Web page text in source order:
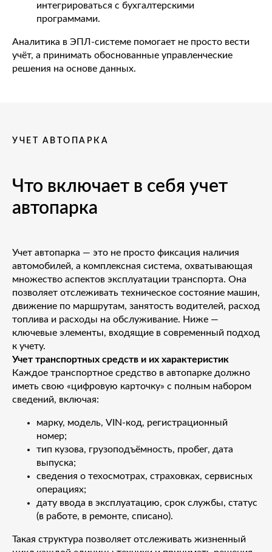
интегрироваться с бухгалтерскими
программами.
Аналитика в ЭПЛ-системе помогает не просто вести
учёт, а принимать обоснованные управленческие
решения на основе данных.
УЧЕТ АВТОПАРКА
Что включает в себя учет
автопарка
Учет автопарка — это не просто фиксация наличия
автомобилей, а комплексная система, охватывающая
множество аспектов эксплуатации транспорта. Она
позволяет отслеживать техническое состояние машин,
движение по маршрутам, занятость водителей, расход
топлива и расходы на обслуживание. Ниже —
ключевые элементы, входящие в современный подход
к учету.
Учет транспортных средств и их характеристик
Каждое транспортное средство в автопарке должно
иметь свою «цифровую карточку» с полным набором
сведений, включая:
марку, модель, VIN-код, регистрационный
номер;
тип кузова, грузоподъёмность, пробег, дата
выпуска;
сведения о техосмотрах, страховках, сервисных
операциях;
дату ввода в эксплуатацию, срок службы, статус
(в работе, в ремонте, списано).
Такая структура позволяет отслеживать жизненный